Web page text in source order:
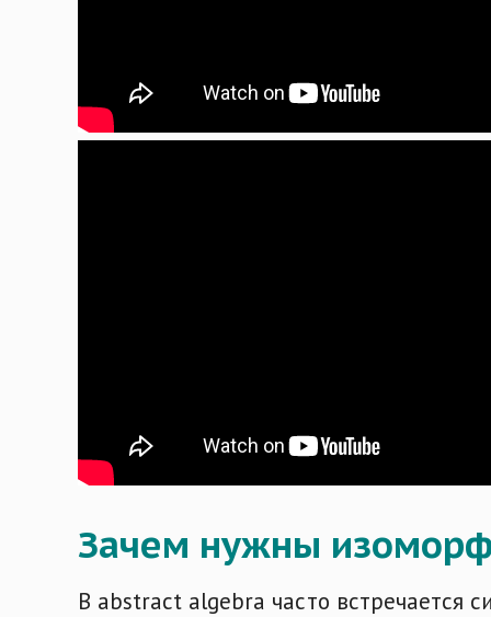
Зачем нужны
В abstract algebra часто встречается